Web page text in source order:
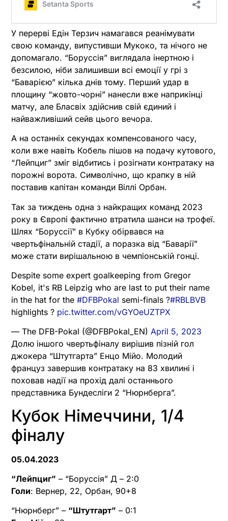
У перерві Едін Терзич намагався реанімувати
свою команду, випустивши Мукоко, та нічого не
допомагало. “Боруссія” виглядала інертною і
безсилою, ніби залишивши всі емоції у грі з
“Баварією” кілька днів тому. Перший удар в
площину “жовто-чорні” нанесли вже наприкінці
матчу, але Бласвіх здійснив свій єдиний і
найважливіший сейв цього вечора.
А на останніх секундах компенсованого часу,
коли вже навіть Кобель пішов на подачу кутового,
“Лейпциг” зміг відбитись і розігнати контратаку на
порожні ворота. Символічно, що крапку в ній
поставив капітан команди Віллі Орбан.
Так за тиждень одна з найкращих команд 2023
року в Європі фактично втратила шанси на трофеї.
Шлях “Боруссії” в Кубку обірвався на
чвертьфінальній стадії, а поразка від “Баварії”
може стати вирішальною в чемпіонській гонці.
Despite some expert goalkeeping from Gregor
Kobel, it's RB Leipzig who are last to put their name
in the hat for the #DFBPokal semi-finals ?#RBLBVB
highlights ? pic.twitter.com/vGYOeUZTPX
— The DFB-Pokal (@DFBPokal_EN) April 5, 2023
Долю іншого чвертьфіналу вирішив пізній гол
джокера “Штутгарта” Енцо Мійо. Молодий
француз завершив контратаку на 83 хвилині і
поховав надії на прохід далі останнього
представника Бундесліги 2 “Нюрнберга”.
Кубок Німеччини, 1/4
фіналу
05.04.2023
“Лейпциг” – “Боруссія” Д – 2:0
Голи: Вернер, 22, Орбан, 90+8
“Нюрнберг” – “Штутгарт” – 0:1